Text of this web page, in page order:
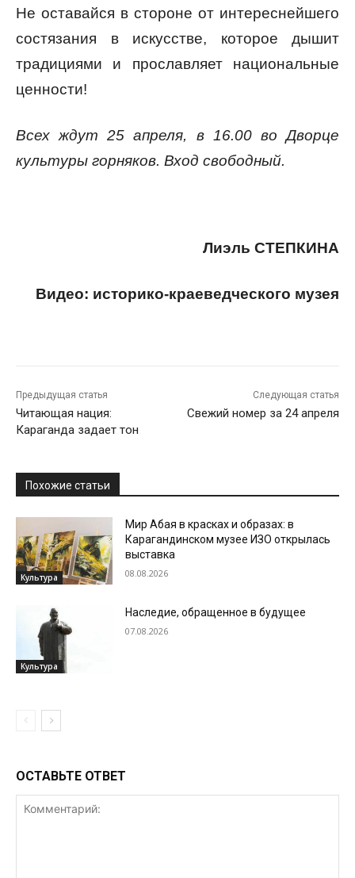
Не оставайся в стороне от интереснейшего
состязания в искусстве, которое дышит
традициями и прославляет национальные
ценности!
Всех ждут 25 апреля, в 16.00 во Дворце
культуры горняков. Вход свободный.
Лиэль СТЕПКИНА
Видео: историко-краеведческого музея
Предыдущая статья
Читающая нация:
Караганда задает тон
Следующая статья
Свежий номер за 24 апреля
Похожие статьи
Культура
Мир Абая в красках и образах: в
Карагандинском музее ИЗО открылась
выставка
08.08.2026
Культура
Наследие, обращенное в будущее
07.08.2026
ОСТАВЬТЕ ОТВЕТ